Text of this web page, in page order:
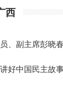
西
、副主席彭晓
好中国民主故